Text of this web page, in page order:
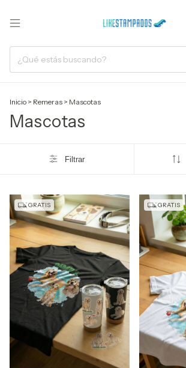
Inicio > Remeras > Mascotas
Mascotas
Filtrar
GRATIS GRATIS